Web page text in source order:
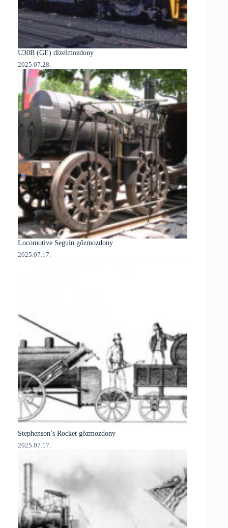
U30B (GE) dízelmozdony
2025.07.28.
Locomotive Seguin gőzmozdony
2025.07.17.
Stephenson’s Rocket gőzmozdony
2025.07.17.